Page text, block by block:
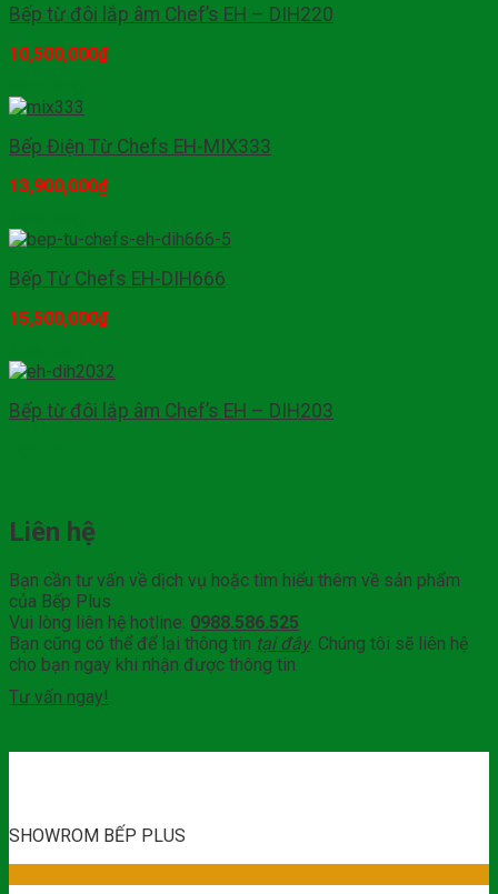
Bếp từ đôi lắp âm Chef’s EH – DIH220
10,500,000₫
Bếp Điện Từ Chefs EH-MIX333
13,900,000₫
Bếp Từ Chefs EH-DIH666
15,500,000₫
Bếp từ đôi lắp âm Chef’s EH – DIH203
Liên hệ
Bạn cần tư vấn về dịch vụ hoặc tìm hiểu thêm về sản phẩm
của Bếp Plus
Vui lòng liên hệ hotline: 0988.586.525
Bạn cũng có thể để lại thông tin tại đây. Chúng tôi sẽ liên hệ
cho bạn ngay khi nhận được thông tin
Tư vấn ngay!
SHOWROM BẾP PLUS